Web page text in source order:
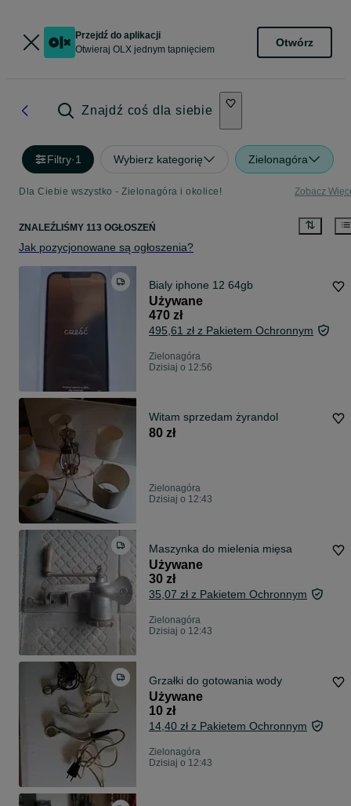
Przejdź do aplikacji
Otwieraj OLX jednym tapnięciem
Otwórz
Znajdź coś dla siebie
Filtry·1 Wybierz kategorię Zielonagóra
Dla Ciebie wszystko - Zielonagóra i okolice! Zobacz
ZNALEŹLIŚMY 113 OGŁOSZEŃ
Jak pozycjonowane są ogłoszenia?
Bialy iphone 12 64gb
Używane
470 zł
495,61 zł z Pakietem Ochronnym
Zielonagóra
Dzisiaj o 12:56
Witam sprzedam żyrandol
80 zł
Zielonagóra
Dzisiaj o 12:43
Maszynka do mielenia mięsa
Używane
30 zł
35,07 zł z Pakietem Ochronnym
Zielonagóra
Dzisiaj o 12:43
Grzałki do gotowania wody
Używane
10 zł
14,40 zł z Pakietem Ochronnym
Zielonagóra
Dzisiaj o 12:43